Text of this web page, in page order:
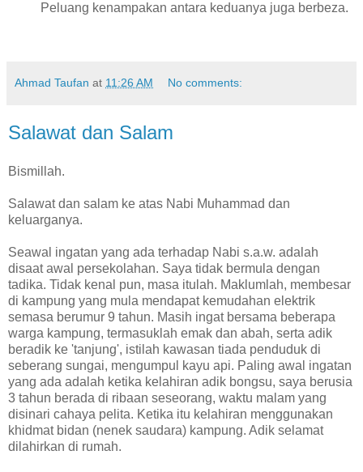
Peluang kenampakan antara keduanya juga berbeza.
Ahmad Taufan at 11:26 AM No comments:
Salawat dan Salam
Bismillah.
Salawat dan salam ke atas Nabi Muhammad dan
keluarganya.
Seawal ingatan yang ada terhadap Nabi s.a.w. adalah
disaat awal persekolahan. Saya tidak bermula dengan
tadika. Tidak kenal pun, masa itulah. Maklumlah, membesar
di kampung yang mula mendapat kemudahan elektrik
semasa berumur 9 tahun. Masih ingat bersama beberapa
warga kampung, termasuklah emak dan abah, serta adik
beradik ke 'tanjung', istilah kawasan tiada penduduk di
seberang sungai, mengumpul kayu api. Paling awal ingatan
yang ada adalah ketika kelahiran adik bongsu, saya berusia
3 tahun berada di ribaan seseorang, waktu malam yang
disinari cahaya pelita. Ketika itu kelahiran menggunakan
khidmat bidan (nenek saudara) kampung. Adik selamat
dilahirkan di rumah.